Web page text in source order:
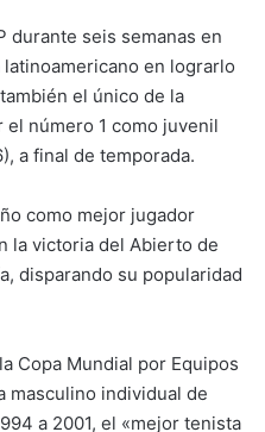
durante seis semanas en
en lograrlo
el único de la
número 1 como juvenil
a final de temporada.
como mejor jugador
la victoria del Abierto de
disparando su popularidad
Copa Mundial por Equipos
masculino individual de
a 2001, el «mejor tenista